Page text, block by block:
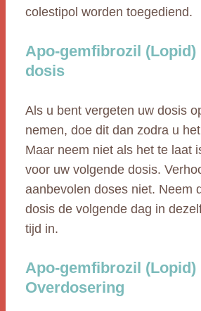
colestipol worden toegediend.
Apo-gemfibrozil (Lopid)
dosis
Als u bent vergeten uw dosis
nemen, doe dit dan zodra u
Maar neem niet als het te laat
voor uw volgende dosis.
aanbevolen doses niet. Neem
dosis de volgende dag in
tijd in.
Apo-gemfibrozil (Lopid)
Overdosering